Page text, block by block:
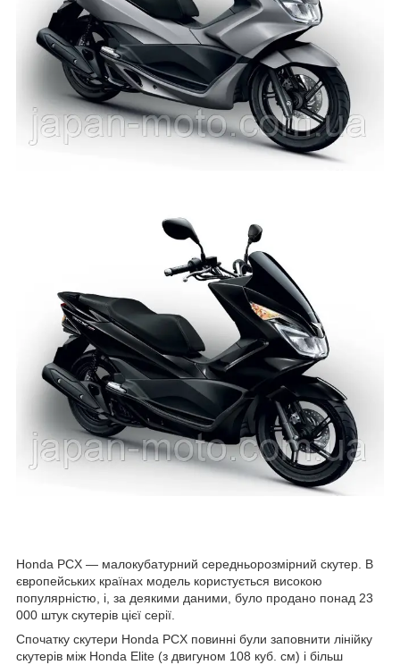
Honda PCX — малокубатурний середньорозмірний скутер. В
європейських країнах модель користується високою
популярністю, і, за деякими даними, було продано понад 23
000 штук скутерів цієї серії.
Спочатку скутери Honda PCX повинні були заповнити лінійку
скутерів між Honda Elite (з двигуном 108 куб. см) і більш